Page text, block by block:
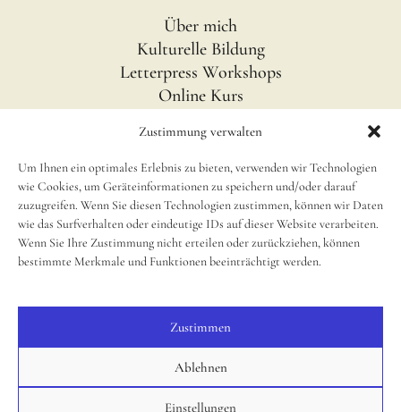
Zustimmung verwalten
Um Ihnen ein optimales Erlebnis zu bieten, verwenden wir Technologien
wie Cookies, um Geräteinformationen zu speichern und/oder darauf
zuzugreifen. Wenn Sie diesen Technologien zustimmen, können wir Daten
wie das Surfverhalten oder eindeutige IDs auf dieser Website verarbeiten.
Wenn Sie Ihre Zustimmung nicht erteilen oder zurückziehen, können
bestimmte Merkmale und Funktionen beeinträchtigt werden.
Zustimmen
Ablehnen
Einstellungen
Über mich
Kulturelle Bildung
Letterpress Workshops
Online Kurs
INFOS
Impressum
Disclaimer
newsletter
Cookie Richtlinie (EU)
SOCIAL
Instagram